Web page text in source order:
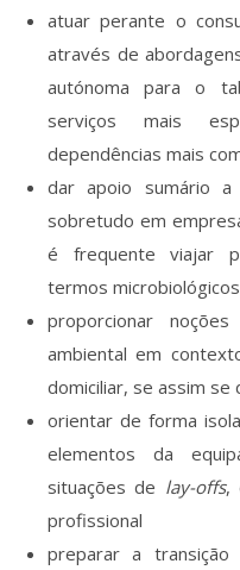
atuar perante o
através de
autónoma para o
serviços mais
dependências mais
dar apoio sumário
sobretudo em
é frequente viajar
termos microbiológicos
proporcionar
ambiental em
domiciliar, se assim
orientar de forma
elementos da
situações de lay-offs,
profissional
preparar a